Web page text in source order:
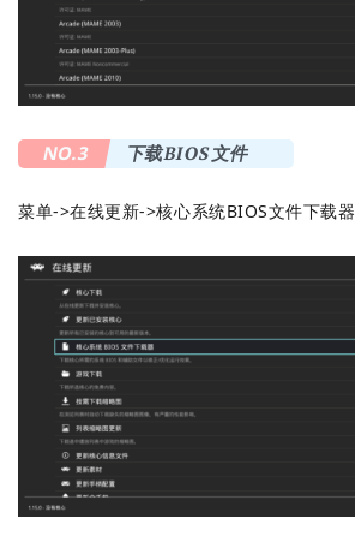
NO.3 下载BIOS文件
菜单->在线更新->核心系统BIOS文件下载器